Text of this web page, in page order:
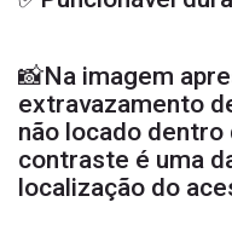
📸Na imagem
extravazamento
não locado dentro
contraste é uma
localização do